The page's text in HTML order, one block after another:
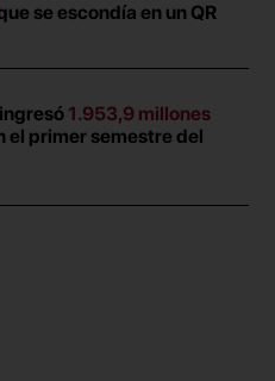
se escondía en un QR
1.953,9 millones
el primer semestre del